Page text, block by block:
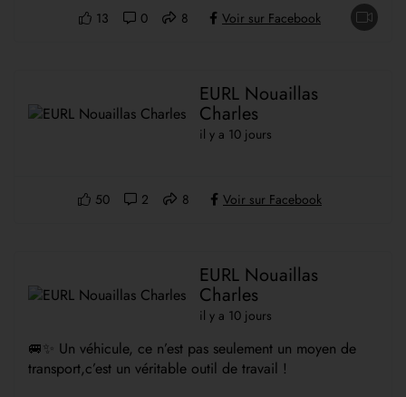
13 0 8 Voir sur Facebook
EURL Nouaillas
Charles
il y a 10 jours
50 2 8 Voir sur Facebook
EURL Nouaillas
Charles
il y a 10 jours
🚐✨ Un véhicule, ce n’est pas seulement un moyen de
transport,c’est un véritable outil de travail !